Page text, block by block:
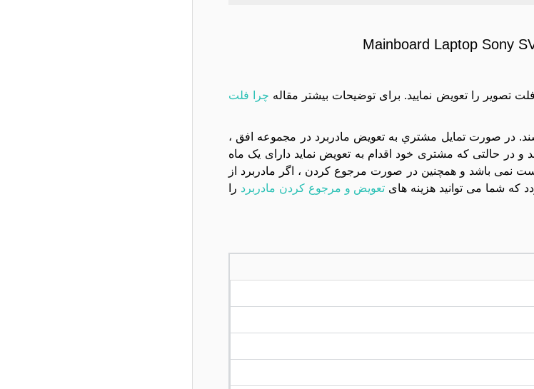
Mainboard Laptop Sony
تصویر را تعویض نمایید. برای توضیحات بیشتر مقاله چرا فلت
تست تصوير شده و داراي 1ماه گارانتي مي باشند. در صورت تمايل مشتري به تعويض مادربرد در مجموعه افق ،
تعويض آن داراي هزينه و 1 ماه گارانتي مي باشد و در حالتی که مشتری خود اقدام به تعویض نماید دارای یک ماه
باشد و همچنین در صورت مرجوع کردن ، اگر مادربرد از
شما می توانید هزینه های تعویض و مرجوع کردن مادربرد را